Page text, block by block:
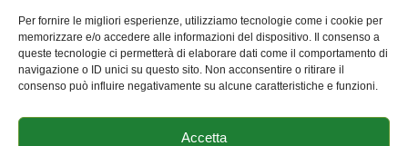
Per fornire le migliori esperienze, utilizziamo tecnologie come i cookie per
memorizzare e/o accedere alle informazioni del dispositivo. Il consenso a
queste tecnologie ci permetterà di elaborare dati come il comportamento di
navigazione o ID unici su questo sito. Non acconsentire o ritirare il
consenso può influire negativamente su alcune caratteristiche e funzioni.
Accetta
SEGUIMI SUI SOCIAL NETWORK
Facebook
-Twitter